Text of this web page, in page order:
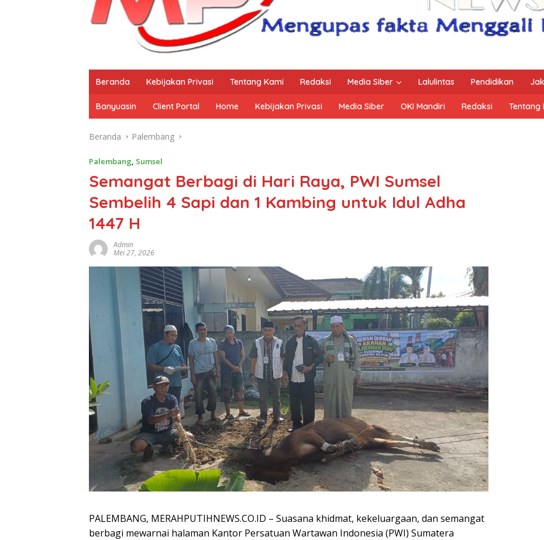
Beranda Kebijakan Privasi Tentang Kami Redaksi Media Siber Lalulintas Pendidikan
Banyuasin Client Portal Home Kebijakan Privasi Media Siber OKI Mandiri Redaksi Tentang
Beranda Palembang
Palembang, Sumsel
Semangat Berbagi di Hari Raya, PWI Sumsel
Sembelih 4 Sapi dan 1 Kambing untuk Idul Adha
1447 H
Admin
Mei 27, 2026
PALEMBANG, MERAHPUTIHNEWS.CO.ID – Suasana khidmat, kekeluargaan, dan semangat
berbagi mewarnai halaman Kantor Persatuan Wartawan Indonesia (PWI) Sumatera